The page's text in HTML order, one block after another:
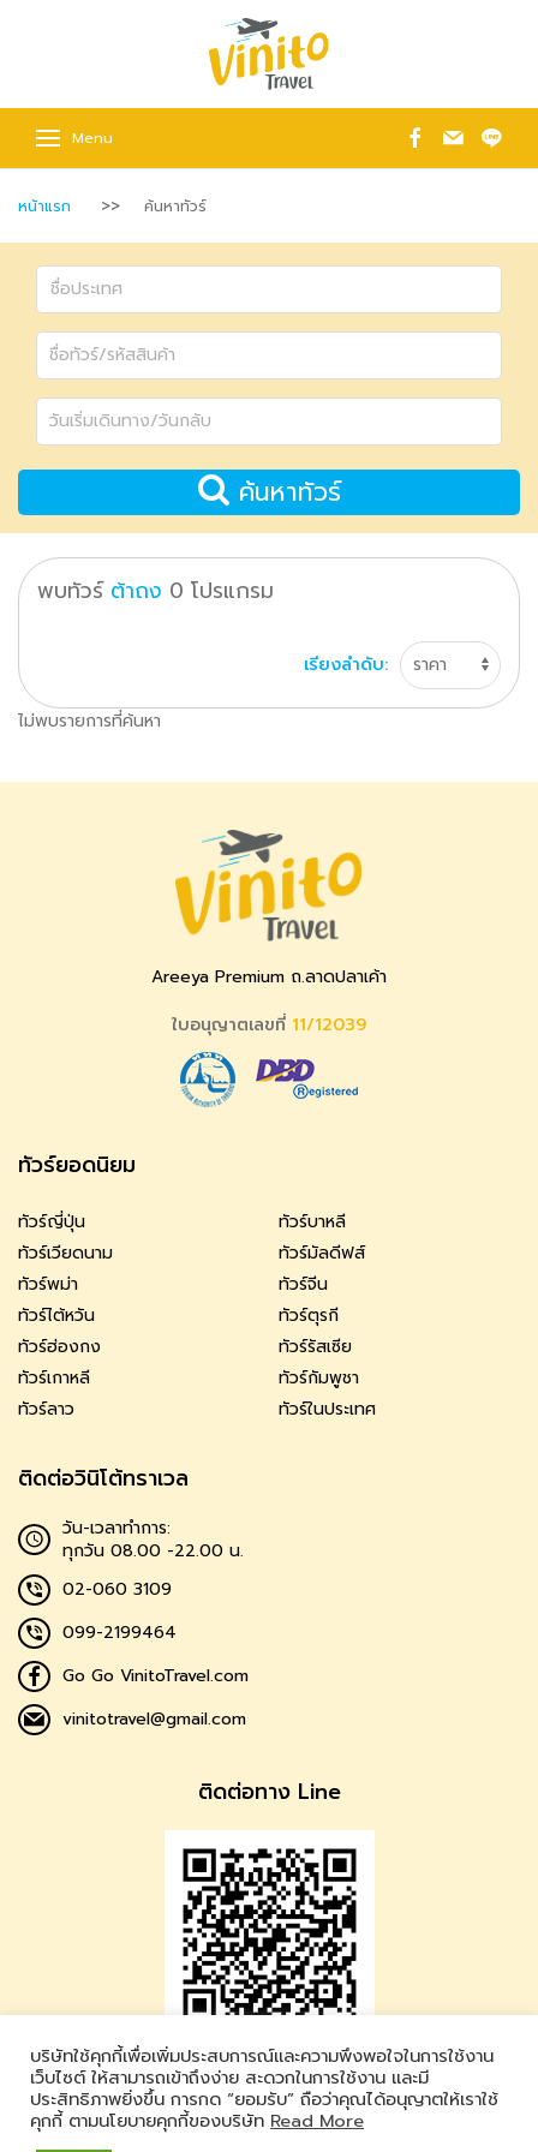
Menu
หน้าแรก ค้นหาทัวร์
ค้นหาทัวร์
พบทัวร์ ต้าถง 0 โปรแกรม
เรียงลำดับ:
ไม่พบรายการที่ค้นหา
บริษัทใช้คุกกี้เพื่อเพิ่มประสบการณ์และความพึงพอใจในการใช้งาน
เว็บไซต์ ให้สามารถเข้าถึงง่าย สะดวกในการใช้งาน และมี
ประสิทธิภาพยิ่งขึ้น การกด “ยอมรับ” ถือว่าคุณได้อนุญาตให้เราใช้
คุกกี้ ตามนโยบายคุกกี้ของบริษัท Read More
Areeya Premium ถ.ลาดปลาเค้า
ใบอนุญาตเลขที่ 11/12039
ทัวร์ยอดนิยม
ทัวร์ญี่ปุ่น
ทัวร์บาหลี
ทัวร์เวียดนาม
ทัวร์มัลดีฟส์
ทัวร์พม่า
ทัวร์จีน
ทัวร์ไต้หวัน
ทัวร์ตุรกี
ทัวร์ฮ่องกง
ทัวร์รัสเซีย
ทัวร์เกาหลี
ทัวร์กัมพูชา
ทัวร์ลาว
ทัวร์ในประเทศ
ติดต่อวินิโต้ทราเวล
วัน-เวลาทำการ:
ทุกวัน 08.00 -22.00 น.
02-060 3109
099-2199464
Go Go VinitoTravel.com
vinitotravel@gmail.com
ติดต่อทาง Line
Vinito Travel
LINE ID : @vinitotravel